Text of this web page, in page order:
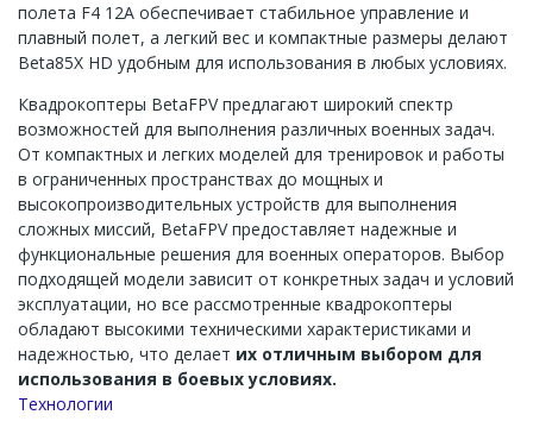
полета F4 12A обеспечивает стабильное управление и
плавный полет, а легкий вес и компактные размеры делают
Beta85X HD удобным для использования в любых условиях.
Квадрокоптеры BetaFPV предлагают широкий спектр
возможностей для выполнения различных военных задач.
От компактных и легких моделей для тренировок и работы
в ограниченных пространствах до мощных и
высокопроизводительных устройств для выполнения
сложных миссий, BetaFPV предоставляет надежные и
функциональные решения для военных операторов. Выбор
подходящей модели зависит от конкретных задач и условий
эксплуатации, но все рассмотренные квадрокоптеры
обладают высокими техническими характеристиками и
надежностью, что делает их отличным выбором для
использования в боевых условиях.
Channel
Технологии